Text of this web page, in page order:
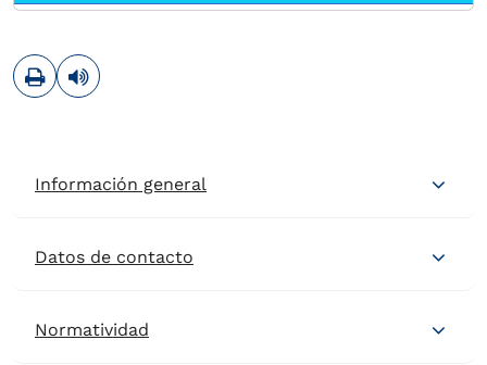
ImprimirLeer contenido
Información general
Datos de contacto
Normatividad